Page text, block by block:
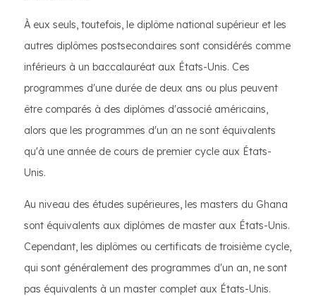
À eux seuls, toutefois, le diplôme national supérieur et les
autres diplômes postsecondaires sont considérés comme
inférieurs à un baccalauréat aux États-Unis. Ces
programmes d'une durée de deux ans ou plus peuvent
être comparés à des diplômes d'associé américains,
alors que les programmes d'un an ne sont équivalents
qu'à une année de cours de premier cycle aux États-
Unis.
Au niveau des études supérieures, les masters du Ghana
sont équivalents aux diplômes de master aux États-Unis.
Cependant, les diplômes ou certificats de troisième cycle,
qui sont généralement des programmes d'un an, ne sont
pas équivalents à un master complet aux États-Unis.